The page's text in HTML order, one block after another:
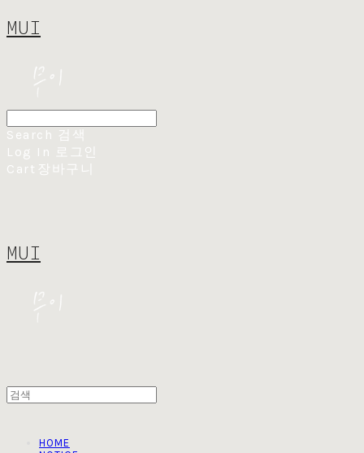
MUI
Search 검색
Log In 로그인
Cart 장바구니
MUI
HOME